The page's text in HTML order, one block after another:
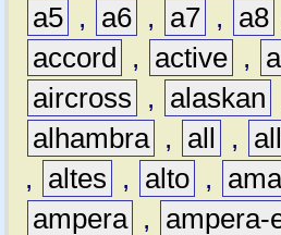
a5 , a6 , a7 , a8
accord
, active ,
aircross
, alaskan
alhambra , all ,
,
altes , alto ,
ampera , ampera-